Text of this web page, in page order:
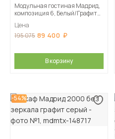
Модульная гостиная Мадрид,
композиция 6, Белый/Графит
Цена
195 075 89 400
В корзину
-54%